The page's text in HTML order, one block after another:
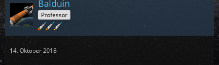
Balduin
Professor
14. Oktober 2018